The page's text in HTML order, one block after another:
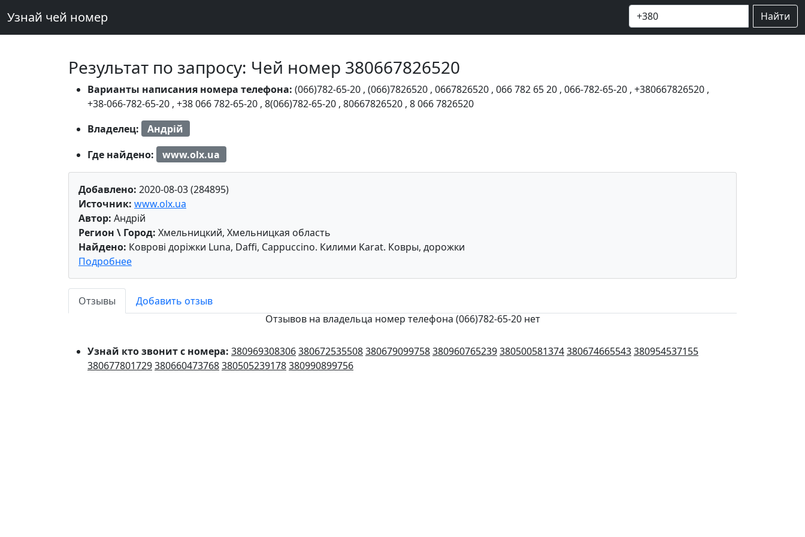
Узнай чей номер Найти
Результат по запросу: Чей номер 380667826520
Варианты написания номера телефона: (066)782-65-20 , (066)7826520 , 0667826520 , 066 782 65 20 , 066-782-65-20 , +380667826520 ,
+38-066-782-65-20 , +38 066 782-65-20 , 8(066)782-65-20 , 80667826520 , 8 066 7826520
Владелец:
Андрій
Где найдено:
www.olx.ua
Добавлено: 2020-08-03 (284895)
Источник: www.olx.ua
Автор: Андрій
Регион \ Город: Хмельницкий, Хмельницкая область
Найдено: Коврові доріжки Luna, Daffi, Cappuccino. Килими Karat. Ковры, дорожки
Подробнее
Отзывы
Добавить отзыв
Отзывов на владельца номер телефона (066)782-65-20 нет
Узнай кто звонит с номера: 380969308306380672535508380679099758380960765239380500581374380674665543380954537155
380677801729380660473768380505239178380990899756